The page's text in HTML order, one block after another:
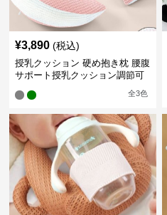
¥3,890 (税込)
授乳クッション 硬め抱き枕 腰腹
サポート授乳クッション調節可
全3色